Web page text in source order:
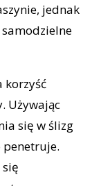
jednak
korzyść
Używając
się w ślizg
penetruje.